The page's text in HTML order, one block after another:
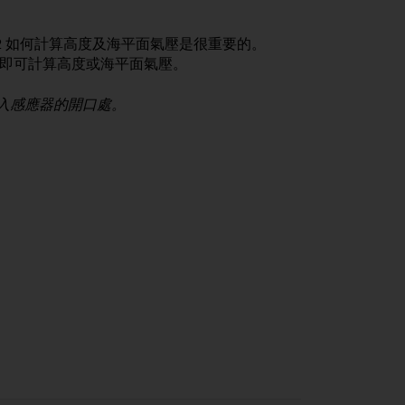
如何計算高度及海平面氣壓是很重要的。
計算高度或海平面氣壓。
應器的開口處。